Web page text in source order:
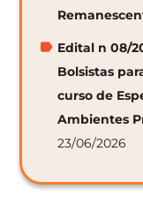
Edital n 08/
Bolsistas
curso de
Ambientes
23/06/2026